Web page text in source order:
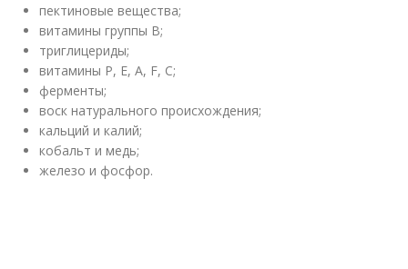
пектиновые вещества;
витамины группы В;
триглицериды;
витамины Р, Е, А, F, С;
ферменты;
воск натурального происхождения;
кальций и калий;
кобальт и медь;
железо и фосфор.